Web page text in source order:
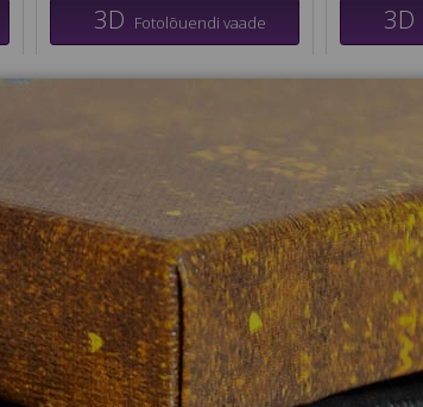
3D Fotolõuendi vaade 3D